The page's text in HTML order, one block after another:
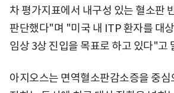
차 평가지표에서 내구성 있는 혈소판
판단했다"며 "미국 내 ITP 환자를 대
임상 3상 진입을 목표로 하고 있다"고
아지오스는 면역혈소판감소증을 중심